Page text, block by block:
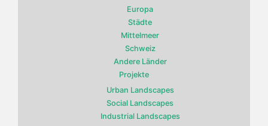
Europa
Städte
Mittelmeer
Schweiz
Andere Länder
Projekte
Urban Landscapes
Social Landscapes
Industrial Landscapes